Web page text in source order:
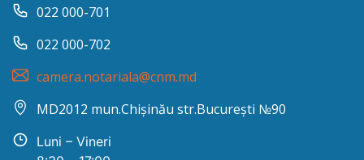
022 000-701
022 000-702
camera.notariala@cnm.md
MD2012 mun.Chișinău str.București №90
Luni – Vineri